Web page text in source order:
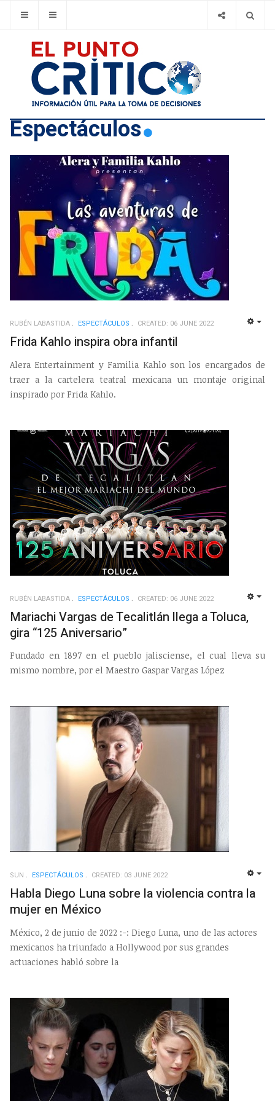
Espectáculos
RUBÉN LABASTIDA ESPECTÁCULOS CREATED: 06 JUNE 2022
Frida Kahlo inspira obra infantil
Alera Entertainment y Familia Kahlo son los encargados de
traer a la cartelera teatral mexicana un montaje original
inspirado por Frida Kahlo.
RUBÉN LABASTIDA ESPECTÁCULOS CREATED: 06 JUNE 2022
Mariachi Vargas de Tecalitlán llega a Toluca,
gira “125 Aniversario”
Fundado en 1897 en el pueblo jalisciense, el cual lleva su
mismo nombre, por el Maestro Gaspar Vargas López
SUN ESPECTÁCULOS CREATED: 03 JUNE 2022
Habla Diego Luna sobre la violencia contra la
mujer en México
México, 2 de junio de 2022 :-: Diego Luna, uno de las actores
mexicanos ha triunfado a Hollywood por sus grandes
actuaciones habló sobre la